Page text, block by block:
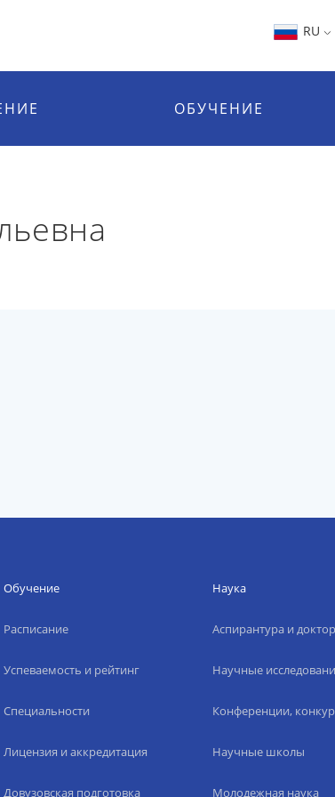
RU
ОБУЧЕНИЕ
Обучение
Расписание
Успеваемость и рейтинг
Специальности
Лицензия и аккредитация
Довузовская подготовка
Наука
Аспирантура и
Научные
Конференции,
Научные школы
Молодежная наука